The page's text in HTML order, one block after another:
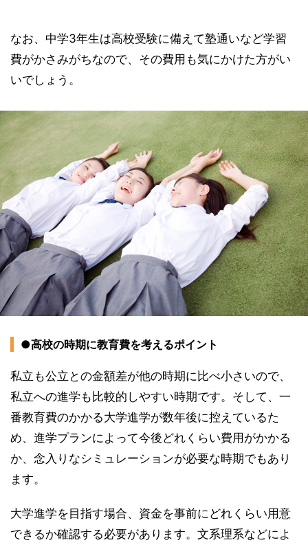
なお、中学3年生は高校受験に備えて塾通いなど学習
費がかさみがちなので、その費用も気にかけた方がい
いでしょう。
●高校の時期に教育費を考えるポイント
私立も公立との金額差が他の時期に比べ小さいので、
私立への進学も比較的しやすい時期です。そして、一
番教育費のかかる大学進学が数年後に控えているた
め、進学プランによって今後どれくらい費用がかかる
か、念入りなシミュレーションが必要な時期でもあり
ます。
大学進学を目指す場合、資金を事前にどれくらい用意
できるか確認する必要があります。文系理系などによ